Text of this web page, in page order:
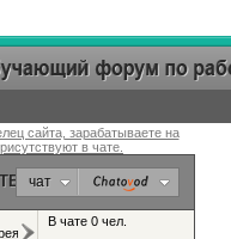
сайта, зарабатываете на
в чате.